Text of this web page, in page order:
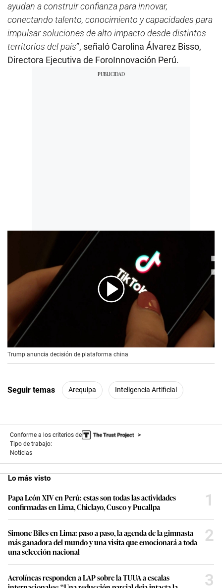
ayudan a construir confianza para innovar,
conectando talento, conocimiento y capacidades para
impulsar soluciones de alto impacto desde distintos
territorios del país”, señaló Carolina Álvarez Bisso,
Directora Ejecutiva de ForoInnovación Perú.
Trump anuncia decisión de plataforma china
Seguir temas Arequipa Inteligencia Artificial
Conforme a los criterios de
Tipo de trabajo:
Noticias
Lo más visto
Papa León XIV en Perú: estas son todas las actividades
confirmadas en Lima, Chiclayo, Cusco y Pucallpa
1
Simone Biles en Lima: paso a paso, la agenda de la gimnasta
más ganadora del mundo y una visita que emocionará a toda
una selección nacional
2
Aerolíneas responden a LAP sobre la TUUA a escalas
3